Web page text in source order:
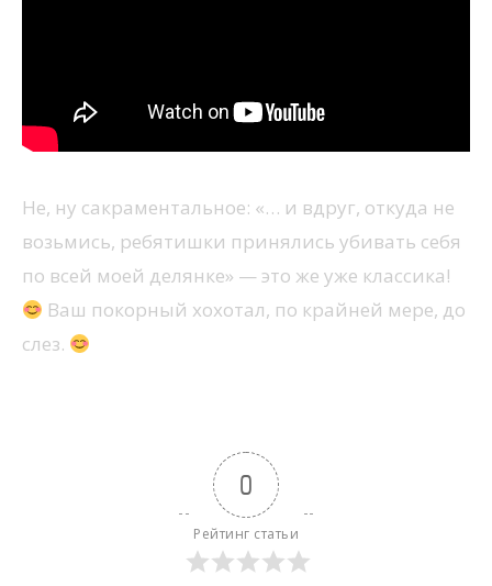
Не, ну сакраментальное: «… и вдруг, откуда не
возьмись, ребятишки принялись убивать себя
по всей моей делянке» — это же уже классика!
Ваш покорный хохотал, по крайней мере, до
слез.
0
Рейтинг статьи